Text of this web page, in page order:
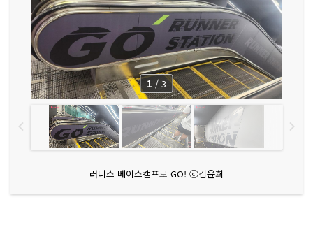
러너스 베이스캠프로 GO! ⓒ김윤희
1 / 3